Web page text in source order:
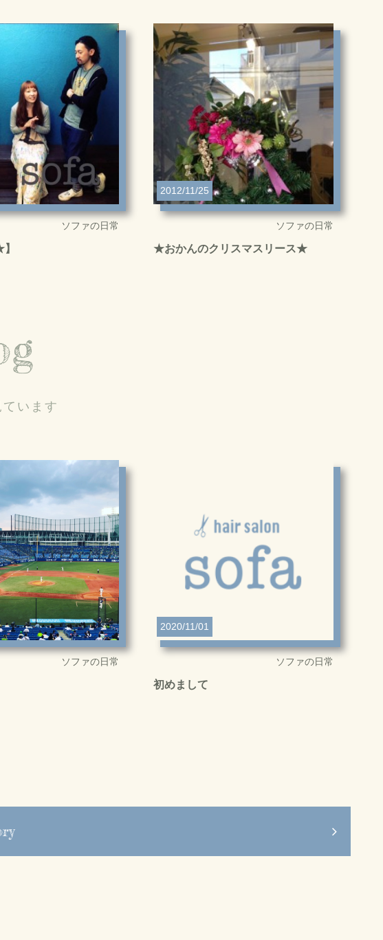
ソファの日常
2012/11/25
ソファの日常
★おかんのクリスマスリース★
います
ソファの日常
2020/11/01
ソファの日常
初めまして